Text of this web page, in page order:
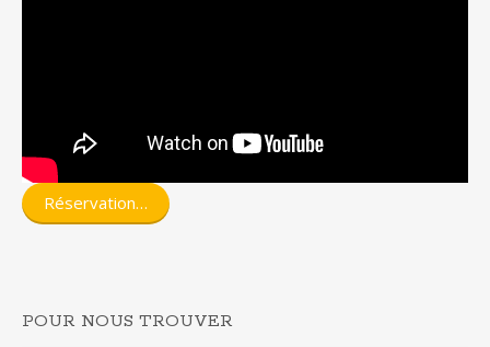
Réservation…
POUR NOUS TROUVER